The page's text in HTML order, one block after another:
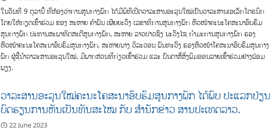
ໃນວັນທີ 9 ຕຸລານີ້ ທີ່ຫ້ອງວ່າການສູນກາງພັກ ໄດ້ມີພິທີເປີດວາລະສານອະລຸນໃໝ່ເປັນວາລະສານເອເລັກໂຕຣນິກ
ໂດຍໃຫ້ກຽດເຂົ້າຮ່ວມ ຂອງ ສະຫາຍ ຄໍາພັນ ເຜີຍຍະວົງ ເລຂາທິການສູນກາງພັກ ຫົວໜ້າຄະນະໂຄສະນາອົບຮົມ
ສູນກາງພັກ ປະທານສະພາທິດສະດີສູນກາງພັກ, ສະຫາຍ ລາວປາວຊົງ ນະວົງໄຊ ກຳມະການສູນກາງພັກ ຮອງ
ຫົວໜ້າຄະນະໂຄສະນາອົບຮົມສູນກາງພັກ, ສະຫາຍນາງ ວິລະວອນ ພັນທະວົງ ຮອງຫົວໜ້າໂຄສະນາອົບຮົມສູນກາງ
ພັກ ຜູ້ຊີ້ນໍາວາລະສານອະລຸນໃໝ່, ມີພາກສ່ວນທີ່ກ່ຽວເຂົ້າຮ່ວມ ແລະ ບັນດາສື່ສິ່ງພິມອອນລາຍເຂົ້າຮ່ວມຢ່າງພ້ອມ
ພຽງ.
ວາລະສານອະລຸນໃໝ່ຄະນະໂຄສະນາອົບຮົມສູນກາງພັກ ໄດ້ພົບ ປະແລກປ່ຽນ
ບົດຮຽນການຫັນເປັນທັນສະໄໝ ກັບ ສຳນັກຂ່າວ ສານປະເທດລາວ.
22 June 2023